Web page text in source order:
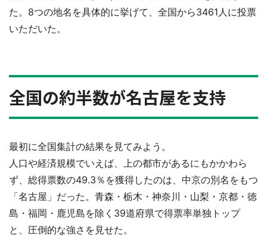
た。8つの地名を具体的に挙げて、全国から3461人に投票
いただいた。
全国の約半数が名古屋を支持
最初に全国集計の結果を見てみよう。
人口や経済規模でいえば、上の都市があるにもかかわら
ず、総得票数の49.3％を獲得したのは、中京の別名をもつ
「名古屋」だった。青森・栃木・神奈川・山梨・京都・徳
島・福岡・鹿児島を除く39道府県で得票率単独トップ
と、圧倒的な強さを見せた。